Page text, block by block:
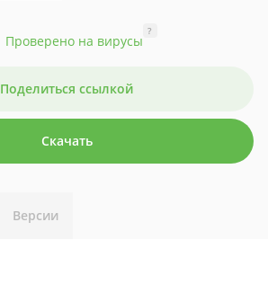
Проверено на вирусы
?
Поделиться ссылкой
Скачать
Версии